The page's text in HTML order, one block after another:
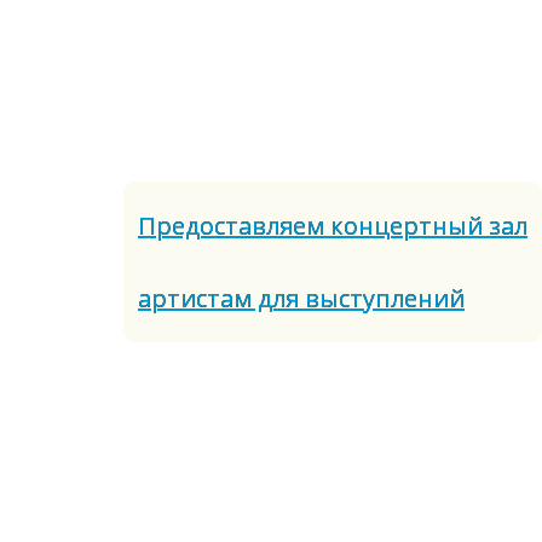
Предоставляем концертный зал
артистам для выступлений